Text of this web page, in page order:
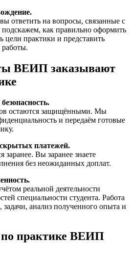
ответить на вопросы, связанные с
как правильно оформить
цели практики и представить
работы.
ВЕИП заказывают
остаются защищёнными. Мы
и передаём готовые
скрытых платежей.
заранее. Вы заранее знаете
без неожиданных доплат.
реальной деятельности
специальности студента. Работа
анализ полученного опыта и
по практике ВЕИП